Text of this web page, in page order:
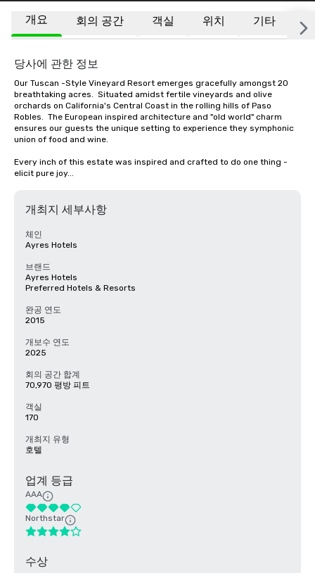
개요 회의 공간 객실 위치 기타
당사에 관한 정보
Our Tuscan -Style Vineyard Resort emerges gracefully amongst 20
breathtaking acres.  Situated amidst fertile vineyards and olive
orchards on California's Central Coast in the rolling hills of Paso
Robles.  The European inspired architecture and "old world" charm
ensures our guests the unique setting to experience they symphonic
union of food and wine.
Every inch of this estate was inspired and crafted to do one thing -
elicit pure joy...
개최지 세부사항
체인
Ayres Hotels
브랜드
Ayres Hotels
Preferred Hotels & Resorts
완공 연도
2015
개보수 연도
2025
회의 공간 합계
70,970 평방 피트
객실
170
개최지 유형
호텔
업계 등급
AAA
Northstar
수상